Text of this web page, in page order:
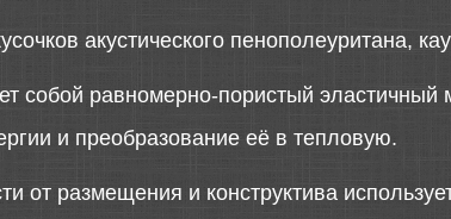
акустического пенополеуритана,
собой равномерно-пористый
и преобразование её в тепловую.
от размещения и конструктива